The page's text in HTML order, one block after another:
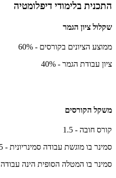
התכנית בלימודי דיפלומטיה
שקלול ציון הגמר
ממוצע הציונים בקורסים - 60%
ציון עבודת הגמר - 40%
משקל הקורסים
קורס חובה - 1.5
סמינר בו מוגשת עבודה סמינריונית - 1.5
סמינר בו המטלה הסופית הינה עבודה